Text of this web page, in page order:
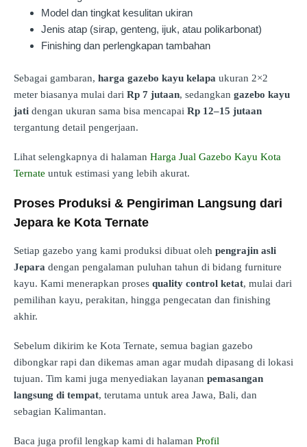
Model dan tingkat kesulitan ukiran
Jenis atap (sirap, genteng, ijuk, atau polikarbonat)
Finishing dan perlengkapan tambahan
Sebagai gambaran, harga gazebo kayu kelapa ukuran 2×2
meter biasanya mulai dari Rp 7 jutaan, sedangkan gazebo kayu
jati dengan ukuran sama bisa mencapai Rp 12–15 jutaan
tergantung detail pengerjaan.
Lihat selengkapnya di halaman Harga Jual Gazebo Kayu Kota
Ternate untuk estimasi yang lebih akurat.
Proses Produksi & Pengiriman Langsung dari
Jepara ke Kota Ternate
Setiap gazebo yang kami produksi dibuat oleh pengrajin asli
Jepara dengan pengalaman puluhan tahun di bidang furniture
kayu. Kami menerapkan proses quality control ketat, mulai dari
pemilihan kayu, perakitan, hingga pengecatan dan finishing
akhir.
Sebelum dikirim ke Kota Ternate, semua bagian gazebo
dibongkar rapi dan dikemas aman agar mudah dipasang di lokasi
tujuan. Tim kami juga menyediakan layanan pemasangan
langsung di tempat, terutama untuk area Jawa, Bali, dan
sebagian Kalimantan.
Baca juga profil lengkap kami di halaman Profil